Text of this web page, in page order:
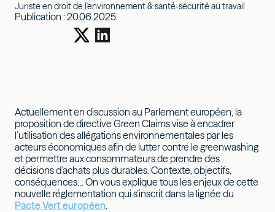
Juriste en droit de l'environnement & santé-sécurité au travail
Publication :20.06.2025
Actuellement en discussion au Parlement européen, la
proposition de directive Green Claims vise à encadrer
l’utilisation des allégations environnementales par les
acteurs économiques afin de lutter contre le greenwashing
et permettre aux consommateurs de prendre des
décisions d’achats plus durables. Contexte, objectifs,
conséquences… On vous explique tous les enjeux de cette
nouvelle réglementation qui s’inscrit dans la lignée du
Pacte Vert européen